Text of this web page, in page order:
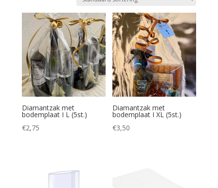
Diamantzak met
bodemplaat I L (5st.)
€2,75
Diamantzak met
bodemplaat I XL (5st.)
€3,50